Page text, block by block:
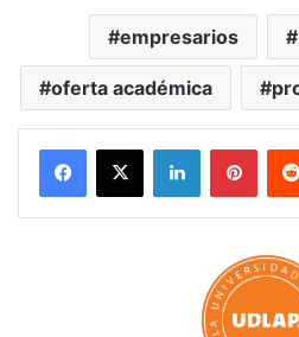
empresarios
oferta académica
LinkedIn